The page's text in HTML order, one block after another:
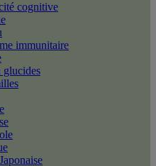
cognitive
immunitaire
glucides